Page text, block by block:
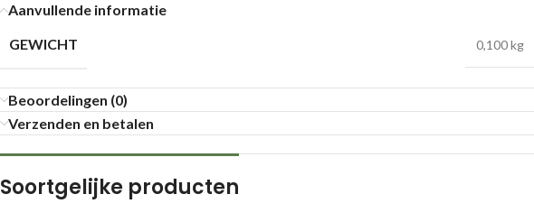
Aanvullende informatie
GEWICHT
0,100 kg
Beoordelingen (0)
Verzenden en betalen
Soortgelijke producten